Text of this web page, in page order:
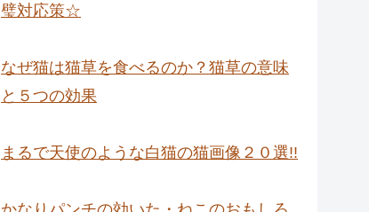
璧対応策☆
なぜ猫は猫草を食べるのか？猫草の意味
と５つの効果
まるで天使のような白猫の猫画像２０選!!